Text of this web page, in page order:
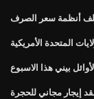
أنظمة سعر الصرف
المتحدة الأمريكية
بيني هذا الاسبوع
إيجار مجاني للحجرة